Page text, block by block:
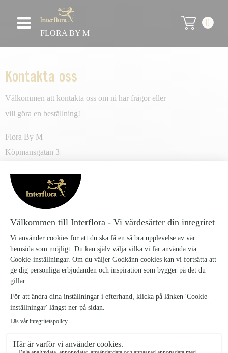
FLORA BY M
0
Kontakta oss
Välkommen att kontakta oss om ni har frågor eller
vill göra en beställning!
Flora By M
Köpmansgatan 3
florabym.vmo@gmail.com
+4637012101